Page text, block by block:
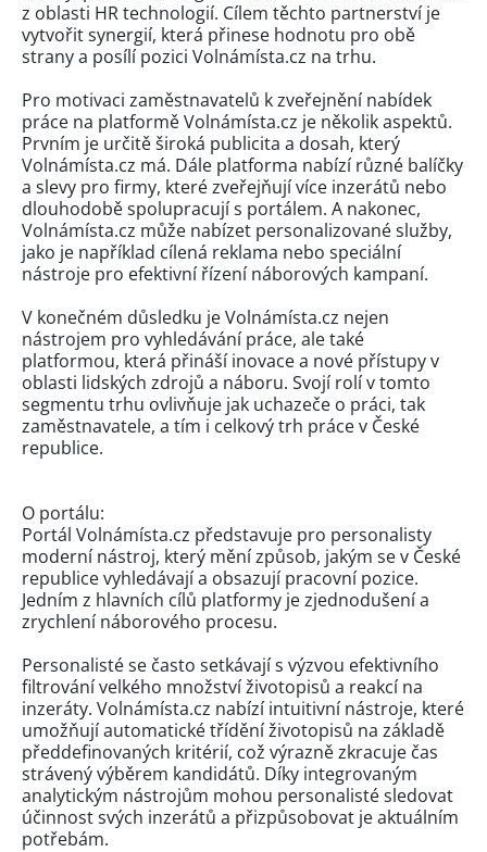
z oblasti HR technologií. Cílem těchto partnerství je
vytvořit synergií, která přinese hodnotu pro obě
strany a posílí pozici Volnámísta.cz na trhu.
Pro motivaci zaměstnavatelů k zveřejnění nabídek
práce na platformě Volnámísta.cz je několik aspektů.
Prvním je určitě široká publicita a dosah, který
Volnámísta.cz má. Dále platforma nabízí různé balíčky
a slevy pro firmy, které zveřejňují více inzerátů nebo
dlouhodobě spolupracují s portálem. A nakonec,
Volnámísta.cz může nabízet personalizované služby,
jako je například cílená reklama nebo speciální
nástroje pro efektivní řízení náborových kampaní.
V konečném důsledku je Volnámísta.cz nejen
nástrojem pro vyhledávání práce, ale také
platformou, která přináší inovace a nové přístupy v
oblasti lidských zdrojů a náboru. Svojí rolí v tomto
segmentu trhu ovlivňuje jak uchazeče o práci, tak
zaměstnavatele, a tím i celkový trh práce v České
republice.
O portálu:
Portál Volnámísta.cz představuje pro personalisty
moderní nástroj, který mění způsob, jakým se v České
republice vyhledávají a obsazují pracovní pozice.
Jedním z hlavních cílů platformy je zjednodušení a
zrychlení náborového procesu.
Personalisté se často setkávají s výzvou efektivního
filtrování velkého množství životopisů a reakcí na
inzeráty. Volnámísta.cz nabízí intuitivní nástroje, které
umožňují automatické třídění životopisů na základě
předdefinovaných kritérií, což výrazně zkracuje čas
strávený výběrem kandidátů. Díky integrovaným
analytickým nástrojům mohou personalisté sledovat
účinnost svých inzerátů a přizpůsobovat je aktuálním
potřebám.